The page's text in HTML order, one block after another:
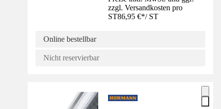
zzgl. Versandkosten pro
ST86,95 €*/ ST
Online bestellbar
Nicht reservierbar